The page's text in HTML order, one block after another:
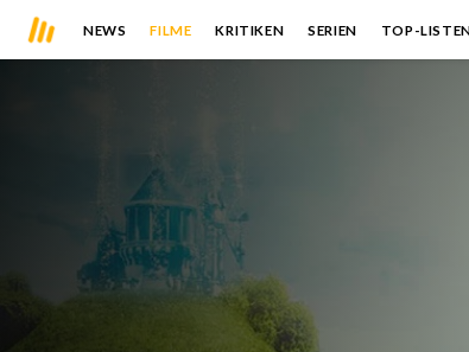
NEWS FILME KRITIKEN SERIEN TOP-